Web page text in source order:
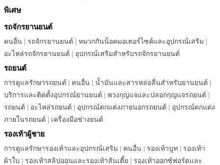
พิเศษ
รถจักรยานยนต์
คนอื่น | รถจักรยานยนต์ | หมวกกันน็อคมอเตอร์ไซค์และอุปกรณ์เสริม |
อะไหล่รถจักรยานยนต์ | อุปกรณ์เสริมสำหรับรถจักรยานยนต์
รถยนต์
การดูแลรักษารถยนต์ | คนอื่น | น้ำมันและสารหล่อลื่นสำหรับยานยนต์ |
บริการและติดตั้งอุปกรณ์ยานยนต์ | พวงกุญแจและปลอกกุญแจรถยนต์ |
รถยนต์ | อะไหล่รถยนต์ | อุปกรณ์ตกแต่งภายนอกรถยนต์ | อุปกรณ์ตกแต่ง
ภายในรถยนต์ | เครื่องมือช่างยนต์
รองเท้าผู้ชาย
การดูแลรักษารองเท้าและอุปกรณ์เสริม | คนอื่น | รองเท้าบูท | รองเท้า
ผ้าใบ | รองเท้าสลิปออนและรองเท้าส้นเตี้ย | รองเท้าออกซ์ฟอร์ดและ